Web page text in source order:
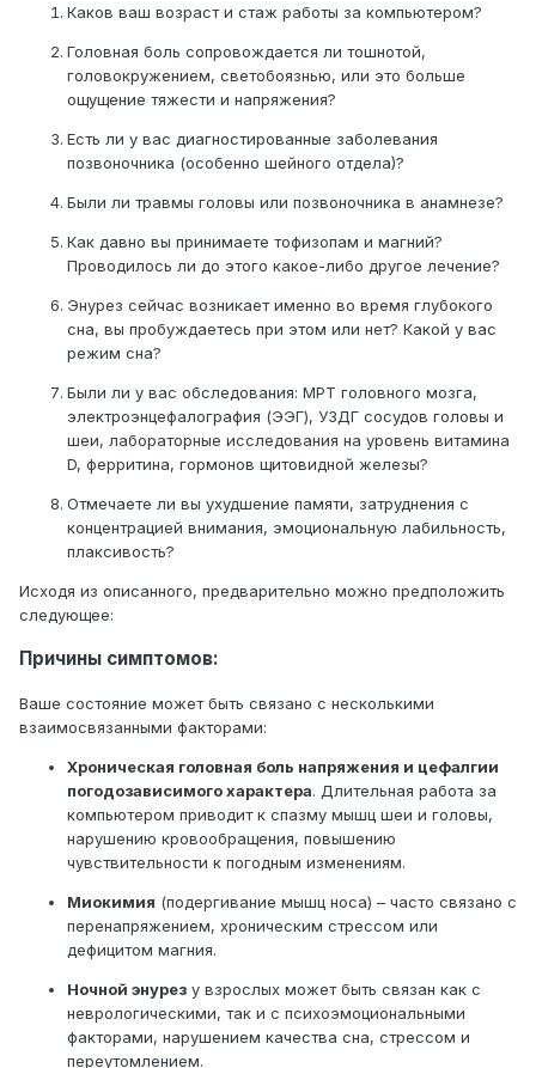
стала меньше тревожиться.
Каков ваш возраст и стаж работы за компьютером?
Головная боль сопровождается ли тошнотой,
головокружением, светобоязнью, или это больше
ощущение тяжести и напряжения?
Есть ли у вас диагностированные заболевания
позвоночника (особенно шейного отдела)?
Были ли травмы головы или позвоночника в анамнезе?
Как давно вы принимаете тофизопам и магний?
Проводилось ли до этого какое-либо другое лечение?
Энурез сейчас возникает именно во время глубокого
сна, вы пробуждаетесь при этом или нет? Какой у вас
режим сна?
Были ли у вас обследования: МРТ головного мозга,
электроэнцефалография (ЭЭГ), УЗДГ сосудов головы и
шеи, лабораторные исследования на уровень витамина
D, ферритина, гормонов щитовидной железы?
Отмечаете ли вы ухудшение памяти, затруднения с
концентрацией внимания, эмоциональную лабильность,
плаксивость?
Исходя из описанного, предварительно можно предположить
следующее:
Причины симптомов:
Ваше состояние может быть связано с несколькими
взаимосвязанными факторами:
Хроническая головная боль напряжения и цефалгии
погодозависимого характера. Длительная работа за
компьютером приводит к спазму мышц шеи и головы,
нарушению кровообращения, повышению
чувствительности к погодным изменениям.
Миокимия (подергивание мышц носа) – часто связано с
перенапряжением, хроническим стрессом или
дефицитом магния.
Ночной энурез у взрослых может быть связан как с
неврологическими, так и с психоэмоциональными
факторами, нарушением качества сна, стрессом и
переутомлением.